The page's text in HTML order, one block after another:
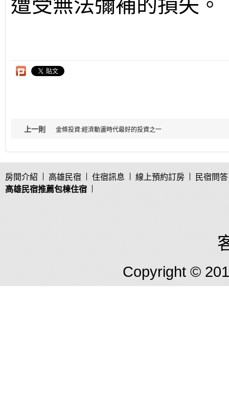
遭受無法彌補的損失。
上一則 金條投資:經濟動盪時代最好的投資之一
房間介紹 高雄民宿 住宿訊息 線上預約訂房
民宿問答
高雄民宿推薦包棟住宿
Copyright ©